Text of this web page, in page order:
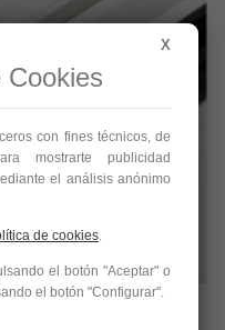
X
Cookies
con fines técnicos, de
mostrarte publicidad
el análisis anónimo
de cookies
el botón "Aceptar" o
el botón "Configurar".